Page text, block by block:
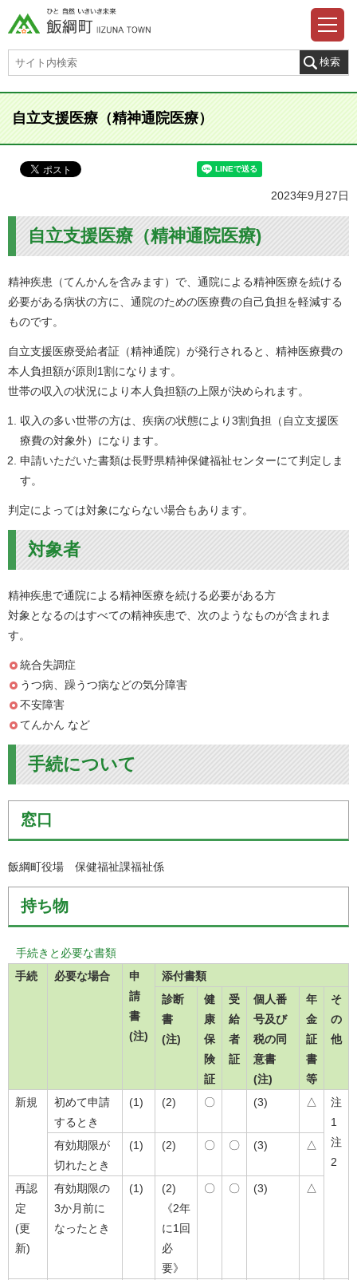
自立支援医療（精神通院医療）
2023年9月27日
自立支援医療（精神通院医療)
精神疾患（てんかんを含みます）で、通院による精神医療を続ける
必要がある病状の方に、通院のための医療費の自己負担を軽減する
ものです。
自立支援医療受給者証（精神通院）が発行されると、精神医療費の
本人負担額が原則1割になります。
世帯の収入の状況により本人負担額の上限が決められます。
収入の多い世帯の方は、疾病の状態により3割負担（自立支援医
療費の対象外）になります。
申請いただいた書類は長野県精神保健福祉センターにて判定しま
す。
判定によっては対象にならない場合もあります。
対象者
精神疾患で通院による精神医療を続ける必要がある方
対象となるのはすべての精神疾患で、次のようなものが含まれま
す。
統合失調症
うつ病、躁うつ病などの気分障害
不安障害
てんかん など
手続について
窓口
飯綱町役場 保健福祉課福祉係
持ち物
手続きと必要な書類
手続
必要な場合
申
請
書
(注)
添付書類
診断
書
(注)
健
康
保
険
証
受
給
者
証
個人番
号及び
税の同
意書
(注)
年
金
証
書
等
そ
の
他
新規
初めて申請
するとき
(1) (2) 〇 (3) △
注
1
注
2
有効期限が
切れたとき
(1) (2) 〇 〇 (3) △
再認
定
(更
新)
有効期限の
3か月前に
なったとき
(1)
(2)
《2年
に1回
必
要》
〇 〇 (3) △